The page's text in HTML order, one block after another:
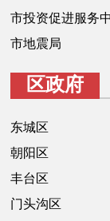
市投资促进服务
市地震局
区政府
东城区
朝阳区
丰台区
门头沟区